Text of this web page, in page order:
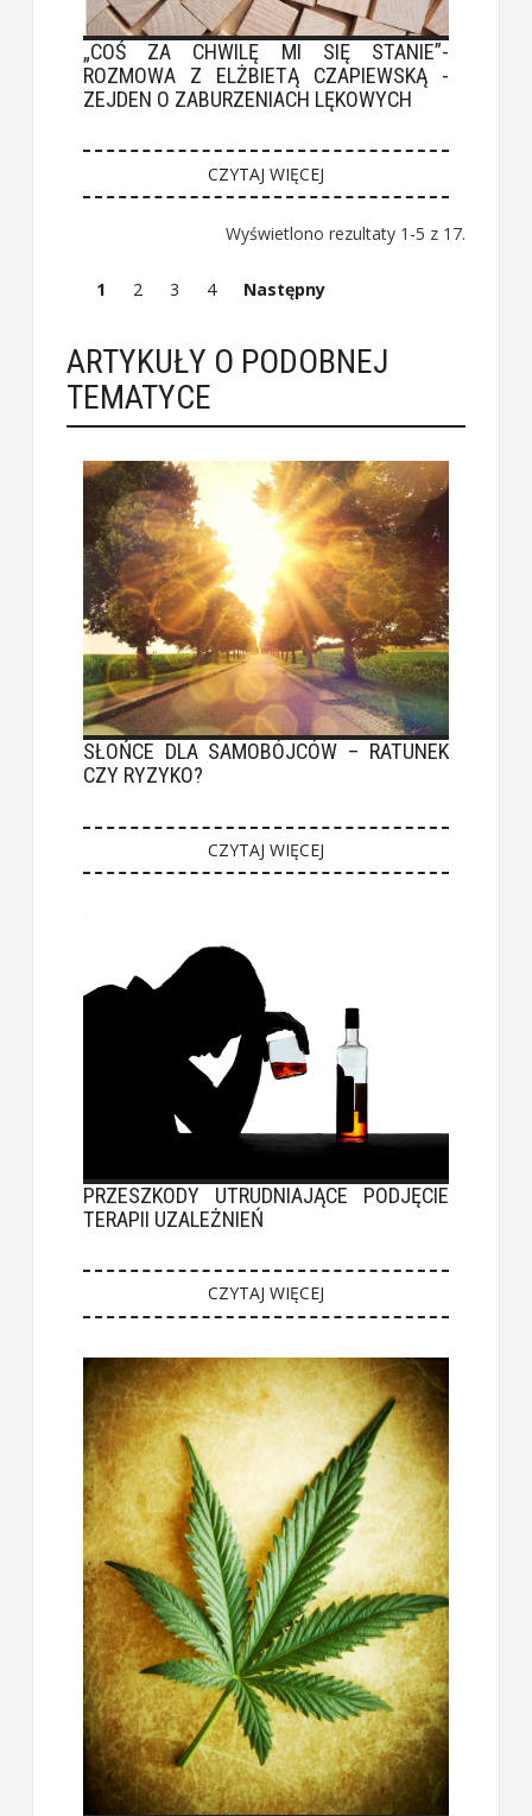
„COŚ ZA CHWILĘ MI SIĘ STANIE”-
ROZMOWA Z ELŻBIETĄ CZAPIEWSKĄ -
ZEJDEN O ZABURZENIACH LĘKOWYCH
CZYTAJ WIĘCEJ
Wyświetlono rezultaty 1-5 z 17.
1 2 3 4 Następny
ARTYKUŁY O PODOBNEJ
TEMATYCE
SŁOŃCE DLA SAMOBÓJCÓW – RATUNEK
CZY RYZYKO?
CZYTAJ WIĘCEJ
PRZESZKODY UTRUDNIAJĄCE PODJĘCIE
TERAPII UZALEŻNIEŃ
CZYTAJ WIĘCEJ